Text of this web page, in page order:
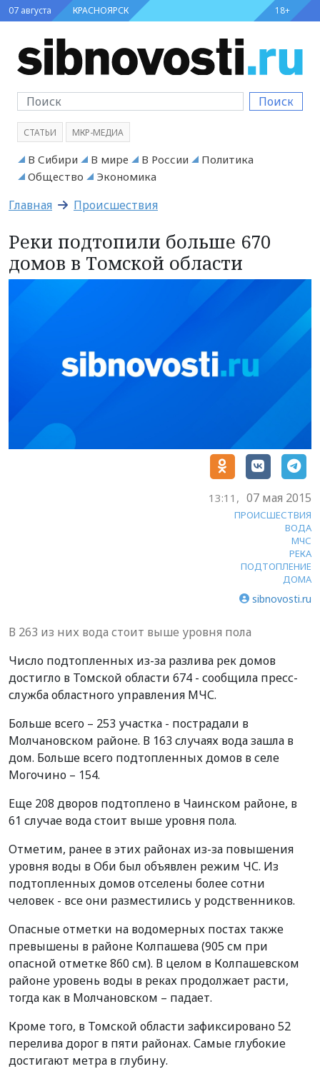
07 августа КРАСНОЯРСК 18+
Поиск
СТАТЬИ МКР-МЕДИА
В Сибири В мире В России
Политика
Общество
Экономика
Главная Происшествия
Реки подтопили больше 670
домов в Томской области
13:11, 07 мая 2015
ПРОИСШЕСТВИЯ
ВОДА
МЧС
РЕКА
ПОДТОПЛЕНИЕ
ДОМА
sibnovosti.ru
В 263 из них вода стоит выше уровня пола
Число подтопленных из-за разлива рек домов
достигло в Томской области 674 - сообщила пресс-
служба областного управления МЧС.
Больше всего – 253 участка - пострадали в
Молчановском районе. В 163 случаях вода зашла в
дом. Больше всего подтопленных домов в селе
Могочино – 154.
Еще 208 дворов подтоплено в Чаинском районе, в
61 случае вода стоит выше уровня пола.
Отметим, ранее в этих районах из-за повышения
уровня воды в Оби был объявлен режим ЧС. Из
подтопленных домов отселены более сотни
человек - все они разместились у родственников.
Опасные отметки на водомерных постах также
превышены в районе Колпашева (905 см при
опасной отметке 860 см). В целом в Колпашевском
районе уровень воды в реках продолжает расти,
тогда как в Молчановском – падает.
Кроме того, в Томской области зафиксировано 52
перелива дорог в пяти районах. Самые глубокие
достигают метра в глубину.